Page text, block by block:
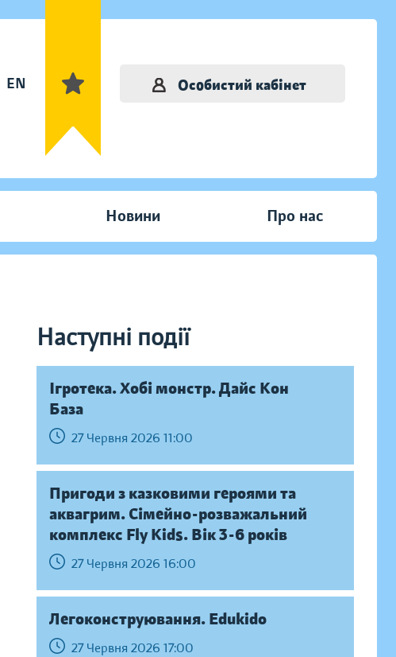
EN Особистий кабінет
Новини Про нас
Наступні події
Ігротека. Хобі монстр. Дайс Кон
База
27 Червня 2026 11:00
Пригоди з казковими героями та
аквагрим. Сімейно-розважальний
комплекс Fly Kids. Вік 3-6 років
27 Червня 2026 16:00
Легоконструювання. Edukido
27 Червня 2026 17:00